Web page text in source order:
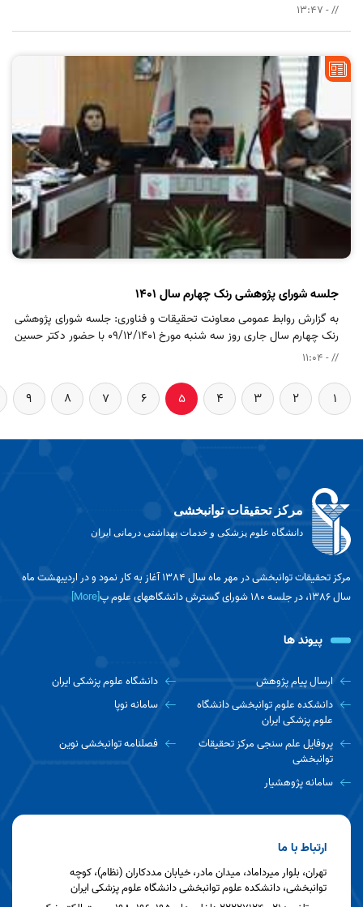
// - 13:47
جلسه شورای پژوهشی رنک چهارم سال 1401
// - 11:04
به گزارش روابط عمومی معاونت تحقیقات و فناوری: جلسه شورای پژوهشی
رنک چهارم سال جاری روز سه شنبه مورخ 09/12/1401 با حضور دکتر حسین
کیوانی معاون تحقیقات و فناوری دانشگاه، دکتر شتی مدیر توسعه و ارزیابی
گردید.
1
2
3
4
5
6
7
8
9
مرکز تحقیقات توانبخشی
دانشگاه علوم پزشکی و خدمات بهداشتی درمانی ایران
مرکز تحقیقات توانبخشی در مهر ماه سال 1384 آغاز به کار نمود و در اردیبهشت ماه
سال 1386، در جلسه 180 شورای گسترش دانشگاههای علوم پ
[More]
پیوند ها
ارسال پیام پژوهش
دانشگاه علوم پزشکی ایران
دانشکده علوم توانبخشی دانشگاه
علوم پزشکی ایران
سامانه نوپا
پروفایل علم سنجی مرکز تحقیقات
توانبخشی
فصلنامه توانبخشی نوین
سامانه پژوهشیار
ارتباط با ما
تهران‏‏‏‎، بلوار میرداماد، میدان مادر، خیابان مددکاران (نظام)، کوچه
توانبخشی، دانشکده علوم توانبخشی دانشگاه علوم پزشکی ایران